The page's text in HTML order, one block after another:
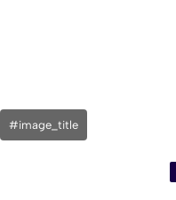
#image_title